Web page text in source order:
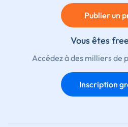
Publier un
Vous êtes
Accédez à des milliers de
Inscription